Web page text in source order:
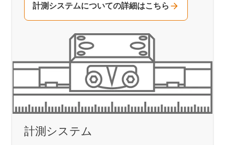
計測システム
計測システムについての詳細はこちら